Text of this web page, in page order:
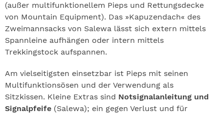
(außer multifunktionellem Pieps und Rettungsdecke
von Mountain Equipment). Das »Kapuzendach« des
Zweimannsacks von Salewa lässt sich extern mittels
Spannleine aufhängen oder intern mittels
Trekkingstock aufspannen.
Am vielseitigsten einsetzbar ist Pieps mit seinen
Multifunktionsösen und der Verwendung als
Sitzkissen. Kleine Extras sind Notsignalanleitung und
Signalpfeife (Salewa); ein gegen Verlust und für